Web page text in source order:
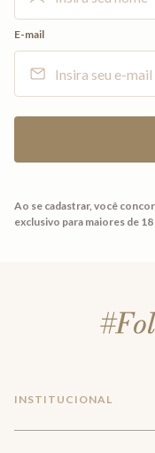
E-mail
Ao se cadastrar, você
exclusivo para maiores de 18
INSTITUCIONAL